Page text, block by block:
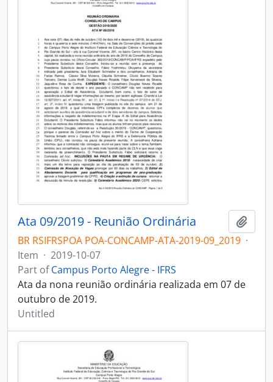
Ata 09/2019 - Reunião Ordinária
BR RSIFRSPOA POA-CONCAMP-ATA-2019-09_2019 ·
Item · 2019-10-07
Part ofCampus Porto Alegre - IFRS
Ata da nona reunião ordinária realizada em 07 de
outubro de 2019.
Untitled